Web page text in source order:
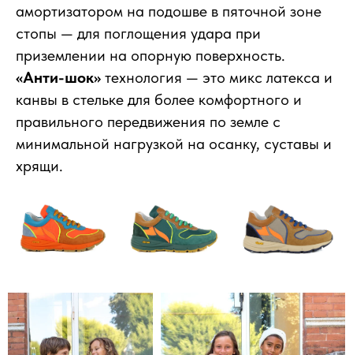
амортизатором на подошве в пяточной зоне
стопы — для поглощения удара при
приземлении на опорную поверхность.
«Анти-шок» технология — это микс латекса и
канвы в стельке для более комфортного и
правильного передвижения по земле с
минимальной нагрузкой на осанку, суставы и
хрящи.